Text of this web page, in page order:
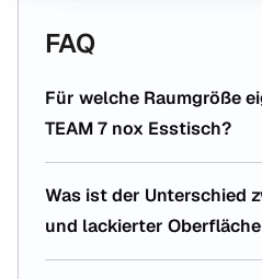
FAQ
Für welche Raumgröße
TEAM 7 nox Esstisch?
Was ist der Unterschied
und lackierter